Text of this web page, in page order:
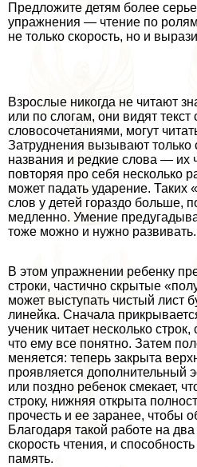
Предложите детям более
упражнения — чтение по
не только скорость, но и
Взрослые никогда не читают
или по слогам, они видят текст
словосочетаниями, могут
Затруднения вызывают
названия и редкие слова — их
повторяя про себя несколько
может падать ударение.
слов у детей гораздо больше,
медленно. Умение
тоже можно и нужно развивать.
В этом упражнении ребенку
строки, частично скрытые
может выступать чистый лист
линейка. Сначала
ученик читает несколько
что ему все понятно. Затем
меняется: теперь закрыта
проявляется дополнительный
или поздно ребенок смекает,
строку, нижняя открыта
прочесть и ее заранее, чтобы
Благодаря такой работе на
скорость чтения, и
память.